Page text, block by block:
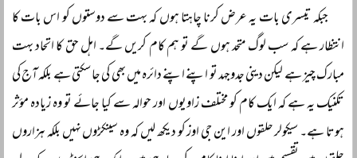
جبکہ تیسری بات یہ عرض کرنا چاہتا ہوں کہ بہت سے دوستوں کو اس بات کا
انتظار ہے کہ سب لوگ متحد ہوں گے تو ہم کام کریں گے۔ اہل حق کا اتحاد بہت
مبارک چیز ہے لیکن دینی جدوجہد تو اپنے اپنے دائرہ میں بھی کی جا سکتی ہے بلکہ آج کی
تکنیک یہ ہے کہ ایک کام کو مختلف زاویوں اور حوالہ سے کیا جائے تو وہ زیادہ مؤثر
ہوتا ہے۔ سیکولر حلقوں اور این جی اوز کو دیکھ لیں کہ وہ سینکڑوں نہیں بلکہ ہزاروں